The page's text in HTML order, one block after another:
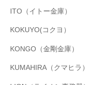
ITO（イトー金庫）
KOKUYO(コクヨ）
KONGO（金剛金庫）
KUMAHIRA（クマヒラ）